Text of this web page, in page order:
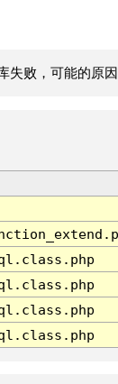
失败，可能的原